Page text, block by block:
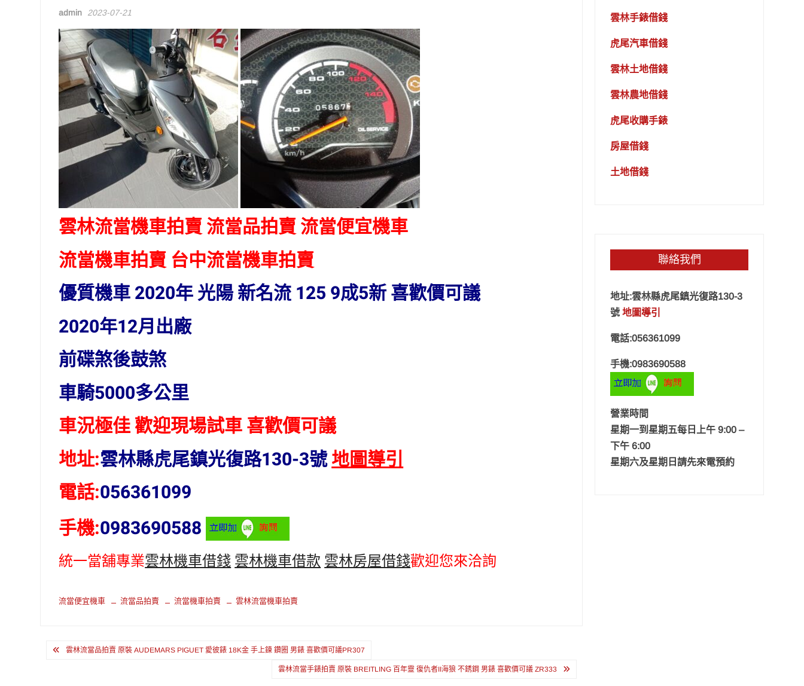
admin 2023-07-21
雲林流當機車拍賣 流當品拍賣 流當便宜機車
流當機車拍賣 台中流當機車拍賣
優質機車 2020年 光陽 新名流 125 9成5新 喜歡價可議
2020年12月出廠
前碟煞後鼓煞
車騎5000多公里
車況極佳 歡迎現場試車 喜歡價可議
地址:雲林縣虎尾鎮光復路130-3號地圖導引
電話:056361099
手機:0983690588
統一當舖專業雲林機車借錢雲林機車借款雲林房屋借錢歡迎您來洽詢
流當便宜機車 流當品拍賣 流當機車拍賣 雲林流當機車拍賣
文 雲林流當品拍賣 原裝 AUDEMARS PIGUET 愛彼錶 18K金 手上鍊 鑽圈 男錶 喜歡價可議PR307
雲林流當手錶拍賣 原裝 BREITLING 百年靈 復仇者II海狼 不銹鋼 男錶 喜歡價可議 ZR333
雲林手錶借錢
虎尾汽車借錢
雲林土地借錢
雲林農地借錢
虎尾收購手錶
房屋借錢
土地借錢
聯絡我們
地址:雲林縣虎尾鎮光復路130-3
號地圖導引
電話:056361099
手機:0983690588
營業時間
星期一到星期五每日上午 9:00 –
下午 6:00
星期六及星期日請先來電預約